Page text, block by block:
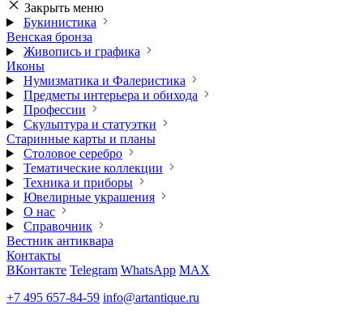
Закрыть меню
Букинистика
Венская бронза
Живопись и графика
Иконы
Нумизматика и Фалеристика
Предметы интерьера и обихода
Профессии
Скульптура и статуэтки
Старинные карты и планы
Столовое серебро
Тематические коллекции
Техника и приборы
Ювелирные украшения
О нас
Справочник
Вестник антиквара
Контакты
ВКонтакте Telegram WhatsApp MAX
+7 495 657-84-59 info@artantique.ru